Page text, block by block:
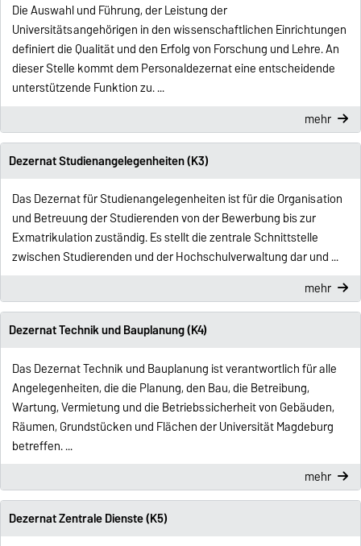
Die Auswahl und Führung, der Leistung der
Universitätsangehörigen in den wissenschaftlichen Einrichtungen
definiert die Qualität und den Erfolg von Forschung und Lehre. An
dieser Stelle kommt dem Personaldezernat eine entscheidende
unterstützende Funktion zu. ...
mehr
Dezernat Studienangelegenheiten (K3)
Das Dezernat für Studienangelegenheiten ist für die Organisation
und Betreuung der Studierenden von der Bewerbung bis zur
Exmatrikulation zuständig. Es stellt die zentrale Schnittstelle
zwischen Studierenden und der Hochschulverwaltung dar und ...
mehr
Dezernat Technik und Bauplanung (K4)
Das Dezernat Technik und Bauplanung ist verantwortlich für alle
Angelegenheiten, die die Planung, den Bau, die Betreibung,
Wartung, Vermietung und die Betriebssicherheit von Gebäuden,
Räumen, Grundstücken und Flächen der Universität Magdeburg
betreffen. ...
mehr
Dezernat Zentrale Dienste (K5)